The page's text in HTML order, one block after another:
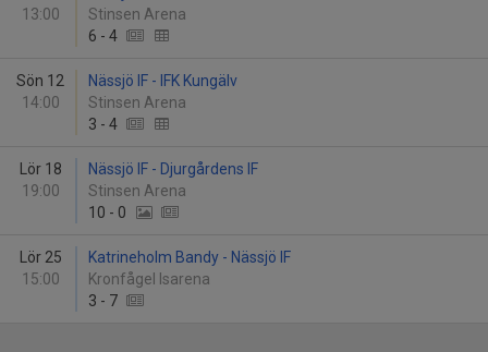
13:00
Stinsen Arena
6 - 4
Sön 12
14:00
Nässjö IF - IFK Kungälv
Stinsen Arena
3 - 4
Lör 18
19:00
Nässjö IF - Djurgårdens IF
Stinsen Arena
10 - 0
Lör 25
15:00
Katrineholm Bandy - Nässjö IF
Kronfågel Isarena
3 - 7